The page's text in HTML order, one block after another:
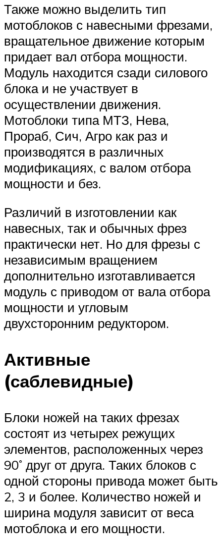
Также можно выделить тип
мотоблоков с навесными фрезами,
вращательное движение которым
придает вал отбора мощности.
Модуль находится сзади силового
блока и не участвует в
осуществлении движения.
Мотоблоки типа МТЗ, Нева,
Прораб, Сич, Агро как раз и
производятся в различных
модификациях, с валом отбора
мощности и без.
Различий в изготовлении как
навесных, так и обычных фрез
практически нет. Но для фрезы с
независимым вращением
дополнительно изготавливается
модуль с приводом от вала отбора
мощности и угловым
двухсторонним редуктором.
Активные
(саблевидные)
Блоки ножей на таких фрезах
состоят из четырех режущих
элементов, расположенных через
90˚ друг от друга. Таких блоков с
одной стороны привода может быть
2, 3 и более. Количество ножей и
ширина модуля зависит от веса
мотоблока и его мощности.